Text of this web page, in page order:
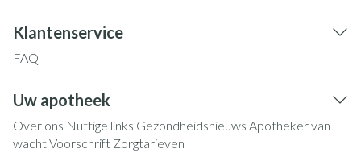
Klantenservice
FAQ
Uw apotheek
Over ons Nuttige links Gezondheidsnieuws Apotheker van
wachtVoorschrift Zorgtarieven